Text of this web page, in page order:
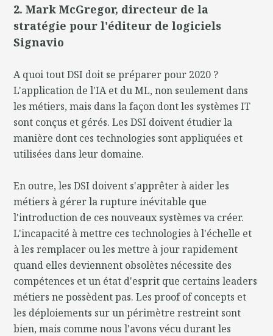
2. Mark McGregor, directeur de la
stratégie pour l'éditeur de logiciels
Signavio
A quoi tout DSI doit se préparer pour 2020 ?
L'application de l'IA et du ML, non seulement dans
les métiers, mais dans la façon dont les systèmes IT
sont conçus et gérés. Les DSI doivent étudier la
manière dont ces technologies sont appliquées et
utilisées dans leur domaine.
En outre, les DSI doivent s'apprêter à aider les
métiers à gérer la rupture inévitable que
l'introduction de ces nouveaux systèmes va créer.
L'incapacité à mettre ces technologies à l'échelle et
à les remplacer ou les mettre à jour rapidement
quand elles deviennent obsolètes nécessite des
compétences et un état d'esprit que certains leaders
métiers ne possèdent pas. Les proof of concepts et
les déploiements sur un périmètre restreint sont
bien, mais comme nous l'avons vécu durant les